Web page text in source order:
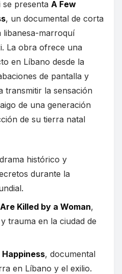
se presenta A Few
, un documental de corta
libanesa-marroquí
La obra ofrece una
en Líbano desde la
de pantalla y
transmitir la sensación
de una generación
de su tierra natal
histórico y
durante la
Killed by a Woman,
trauma en la ciudad de
, documental
en Líbano y el exilio.